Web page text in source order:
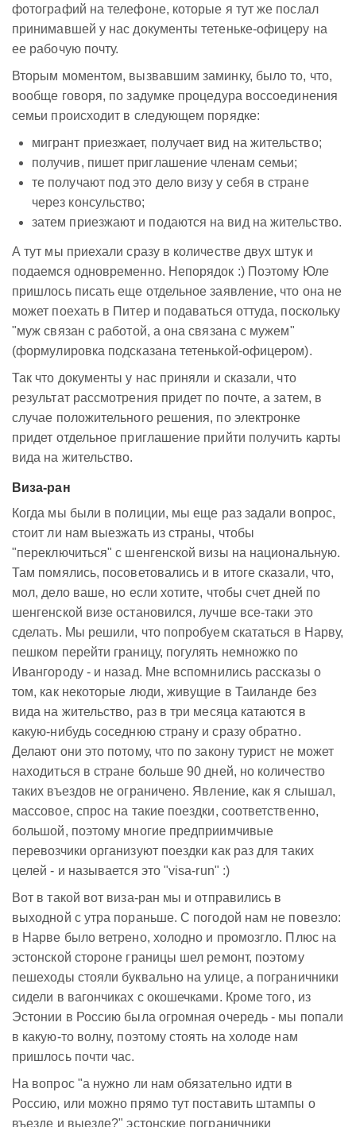
фотографий на телефоне, которые я тут же послал
принимавшей у нас документы тетеньке-офицеру на
ее рабочую почту.
Вторым моментом, вызвавшим заминку, было то, что,
вообще говоря, по задумке процедура воссоединения
семьи происходит в следующем порядке:
мигрант приезжает, получает вид на жительство;
получив, пишет приглашение членам семьи;
те получают под это дело визу у себя в стране
через консульство;
затем приезжают и подаются на вид на жительство.
А тут мы приехали сразу в количестве двух штук и
подаемся одновременно. Непорядок :) Поэтому Юле
пришлось писать еще отдельное заявление, что она не
может поехать в Питер и подаваться оттуда, поскольку
"муж связан с работой, а она связана с мужем"
(формулировка подсказана тетенькой-офицером).
Так что документы у нас приняли и сказали, что
результат рассмотрения придет по почте, а затем, в
случае положительного решения, по электронке
придет отдельное приглашение прийти получить карты
вида на жительство.
Виза-ран
Когда мы были в полиции, мы еще раз задали вопрос,
стоит ли нам выезжать из страны, чтобы
"переключиться" с шенгенской визы на национальную.
Там помялись, посоветовались и в итоге сказали, что,
мол, дело ваше, но если хотите, чтобы счет дней по
шенгенской визе остановился, лучше все-таки это
сделать. Мы решили, что попробуем скататься в Нарву,
пешком перейти границу, погулять немножко по
Ивангороду - и назад. Мне вспомнились рассказы о
том, как некоторые люди, живущие в Таиланде без
вида на жительство, раз в три месяца катаются в
какую-нибудь соседнюю страну и сразу обратно.
Делают они это потому, что по закону турист не может
находиться в стране больше 90 дней, но количество
таких въездов не ограничено. Явление, как я слышал,
массовое, спрос на такие поездки, соответственно,
большой, поэтому многие предприимчивые
перевозчики организуют поездки как раз для таких
целей - и называется это "visa-run" :)
Вот в такой вот виза-ран мы и отправились в
выходной с утра пораньше. С погодой нам не повезло:
в Нарве было ветрено, холодно и промозгло. Плюс на
эстонской стороне границы шел ремонт, поэтому
пешеходы стояли буквально на улице, а пограничники
сидели в вагончиках с окошечками. Кроме того, из
Эстонии в Россию была огромная очередь - мы попали
в какую-то волну, поэтому стоять на холоде нам
пришлось почти час.
На вопрос "а нужно ли нам обязательно идти в
Россию, или можно прямо тут поставить штампы о
въезде и выезде?" эстонские пограничники